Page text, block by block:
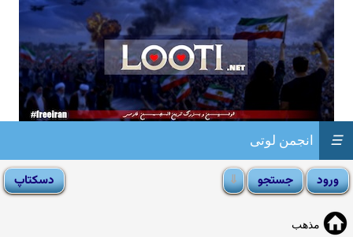
انجمن لوتی ☰
مذهب